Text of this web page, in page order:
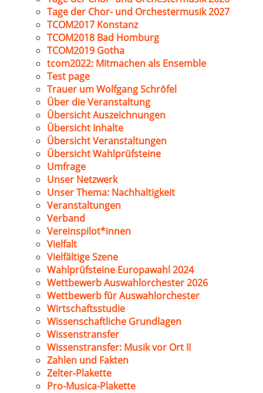
Tage der Chor- und Orchestermusik 2027
TCOM2017 Konstanz
TCOM2018 Bad Homburg
TCOM2019 Gotha
tcom2022: Mitmachen als Ensemble
Test page
Trauer um Wolfgang Schröfel
Über die Veranstaltung
Übersicht Auszeichnungen
Übersicht Inhalte
Übersicht Veranstaltungen
Übersicht Wahlprüfsteine
Umfrage
Unser Netzwerk
Unser Thema: Nachhaltigkeit
Veranstaltungen
Verband
Vereinspilot*innen
Vielfalt
Vielfältige Szene
Wahlprüfsteine Europawahl 2024
Wettbewerb Auswahlorchester 2026
Wettbewerb für Auswahlorchester
Wirtschaftsstudie
Wissenschaftliche Grundlagen
Wissenstransfer
Wissenstransfer: Musik vor Ort II
Zahlen und Fakten
Zelter-Plakette
Pro-Musica-Plakette